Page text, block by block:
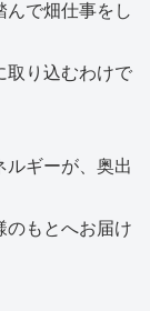
んで畑仕事をし
取り込むわけで
ルギーが、奥出
のもとへお届け